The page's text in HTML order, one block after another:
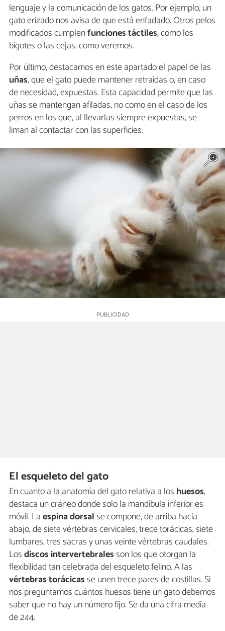
lenguaje y la comunicación de los gatos. Por ejemplo, un
gato erizado nos avisa de que está enfadado. Otros pelos
modificados cumplenfunciones táctiles, como los
bigotes o las cejas, como veremos.
Por último, destacamos en este apartado el papel de las
uñas, que el gato puede mantener retraídas o, en caso
de necesidad, expuestas. Esta capacidad permite que las
uñas se mantengan afiladas, no como en el caso de los
perros en los que, al llevarlas siempre expuestas, se
liman al contactar con las superficies.
El esqueleto del gato
En cuanto a la anatomía del gato relativa a los huesos,
destaca un cráneo donde solo la mandíbula inferior es
móvil. Laespina dorsalse compone, de arriba hacia
abajo, de siete vértebras cervicales, trece torácicas, siete
lumbares, tres sacras y unas veinte vértebras caudales.
Losdiscos intervertebralesson los que otorgan la
flexibilidad tan celebrada del esqueleto felino. A las
vértebras torácicasse unen trece pares de costillas. Si
nos preguntamos cuántos huesos tiene un gato debemos
saber que no hay un número fijo. Se da una cifra media
de 244.